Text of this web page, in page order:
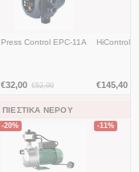
Press Control EPC-11A
€32,00 €52,00
HiControl
€145,40
ΠΙΕΣΤΙΚΆ ΝΕΡΟΎ
-20% -11%